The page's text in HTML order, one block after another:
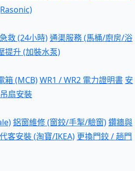
救 (24小時)通渠服務 (馬桶/廚房/浴
提升 (加裝水泵)
箱 (MCB)WR1 / WR2 電力證明書 安
扇安裝
鋁窗維修 (窗鉸/手掣/驗窗)鑽牆與
客安裝 (淘寶/IKEA) 更換門鉸 / 趟門